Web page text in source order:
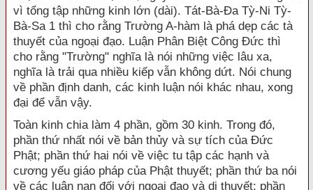
vì tổng tập những kinh lớn (dài). Tát-Bà-Đa Tỳ-Ni Tỳ-
Bà-Sa 1 thì cho rằng Trường A-hàm là phá dẹp các tà
thuyết của ngoại đạo. Luận Phân Biệt Công Đức thì
cho rằng "Trường" nghĩa là nói những việc lâu xa,
nghĩa là trải qua nhiều kiếp vẫn không dứt. Nói chung
về phần định danh, các kinh luận nói khác nhau, xong
đại để vẫn vậy.
Toàn kinh chia làm 4 phần, gồm 30 kinh. Trong đó,
phần thứ nhất nói về bản thủy và sự tích của Đức
Phật; phần thứ hai nói về việc tu tập các hạnh và
cương yếu giáo pháp của Phật thuyết; phần thứ ba nói
về các luận nạn đối với ngoại đạo và dị thuyết; phần